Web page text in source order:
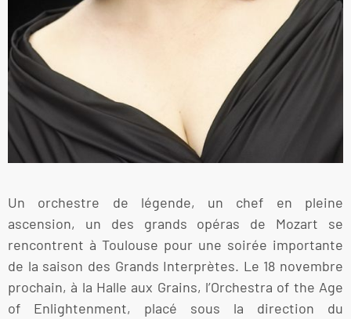
Un orchestre de légende, un chef en pleine
ascension, un des grands opéras de Mozart se
rencontrent à Toulouse pour une soirée importante
de la saison des Grands Interprètes. Le 18 novembre
prochain, à la Halle aux Grains, l’Orchestra of the Age
of Enlightenment, placé sous la direction du